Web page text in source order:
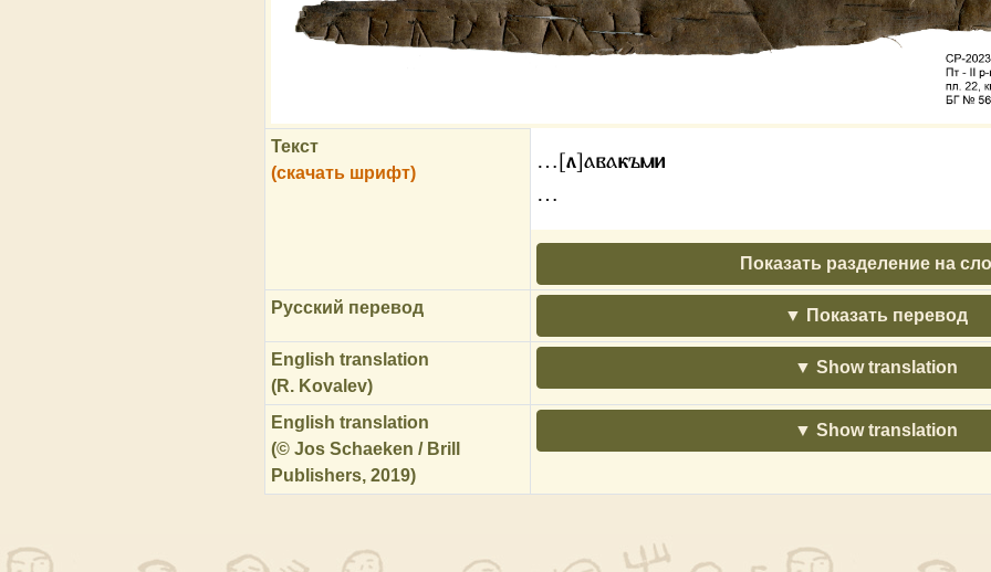
Текст
(скачать шрифт)
…[л]авакъми
…
Показать разделение на
Русский перевод Показать перевод
English translation
(R. Kovalev)
Show translation
English translation
(© Jos Schaeken / Brill
Publishers, 2019)
Show translation